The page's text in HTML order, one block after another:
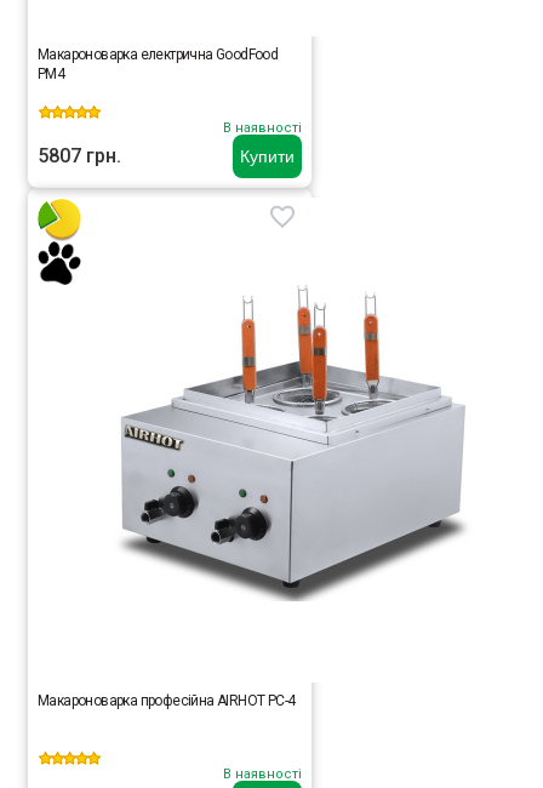
Купити
Макароноварка електрична GoodFood
PM4
В наявності
5807 грн.
Макароноварка професійна AIRHOT PC-4
В наявності